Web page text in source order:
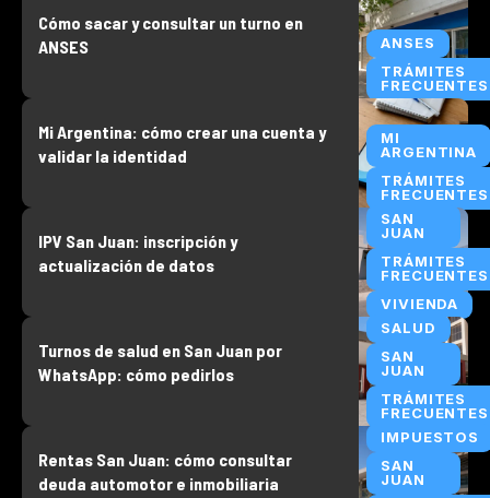
ANSES
TRÁMITES
FRECUENTES
Cómo sacar y consultar un turno en
ANSES
MI
ARGENTINA
TRÁMITES
FRECUENTES
Mi Argentina: cómo crear una cuenta y
validar la identidad
SAN
JUAN
TRÁMITES
FRECUENTES
VIVIENDA
IPV San Juan: inscripción y
actualización de datos
SALUD
SAN
JUAN
TRÁMITES
FRECUENTES
Turnos de salud en San Juan por
WhatsApp: cómo pedirlos
IMPUESTOS
SAN
JUAN
Rentas San Juan: cómo consultar
deuda automotor e inmobiliaria